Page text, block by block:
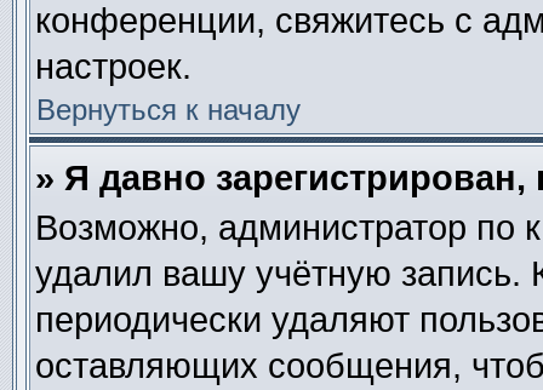
конференции, свяжитесь с
настроек.
Вернуться к началу
» Я давно
Возможно, администратор по
удалил вашу учётную запись.
периодически удаляют
оставляющих сообщения,